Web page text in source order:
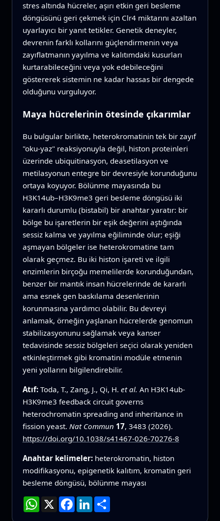
stres altında hücreler, aşırı etkin geri besleme
döngüsünü geri çekmek için Clr4 miktarını azaltan
uyarlayıcı bir yanıt tetikler. Genetik deneyler,
devrenin farklı kollarını güçlendirmenin veya
zayıflatmanın yayılma ve kalıtımdaki kusurları
kurtarabileceğini veya yok edebileceğini
göstererek sistemin ne kadar hassas bir dengede
olduğunu vurguluyor.
Maya hücrelerinin ötesinde çıkarımlar
Bu bulgular birlikte, heterokromatinin tek bir zayıf
"oku-yaz" reaksiyonuyla değil, histon proteinleri
üzerinde ubiquitinasyon, deasetilasyon ve
metilasyonun entegre bir devresiyle korunduğunu
ortaya koyuyor. Bölünme mayasında bu
H3K14ub–H3K9me3 geri besleme döngüsü iki
kararlı durumlu (bistabil) bir anahtar yaratır: bir
bölge bu işaretlerin bir eşik değerini aştığında
sessiz kalma ve yayılma eğiliminde olur; eşiği
aşmayan bölgeler ise heterokromatine tam
olarak geçmez. Bu iki histon işareti ve ilgili
enzimlerin birçoğu memelilerde korunduğundan,
benzer bir mantık insan hücrelerinde de kararlı
ama esnek gen baskılama desenlerinin
korunmasına yardımcı olabilir. Bu devreyi
anlamak, örneğin yaşlanan hücrelerde genomun
stabilizasyonunu sağlamak veya kanser
tedavisinde sessiz bölgeleri seçici olarak yeniden
etkinleştirmek gibi kromatini modüle etmenin
yeni yollarını bilgilendirebilir.
Atıf: Toda, T., Zang, J., Qi, H. et al. An H3K14ub-
H3K9me3 feedback circuit governs
heterochromatin spreading and inheritance in
fission yeast. Nat Commun 17, 3483 (2026).
https://doi.org/10.1038/s41467-026-70276-8
Anahtar kelimeler: heterokromatin, histon
modifikasyonu, epigenetik kalıtım, kromatin geri
besleme döngüsü, bölünme mayası
WhatsApp
X Facebook
LinkedInPaylaş